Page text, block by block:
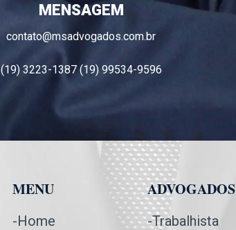
MENSAGEM
contato@msadvogados.com.br
(19) 3223-1387 (19) 99534-9596
MENU
-Home
ADVOGADOS
-Trabalhista